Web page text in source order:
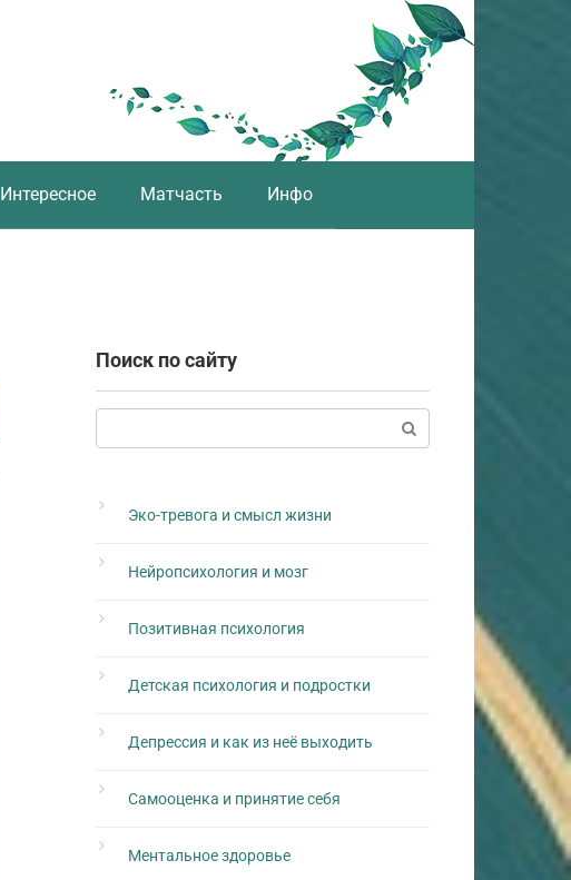
Интересное Матчасть Инфо
Поиск по сайту
Эко-тревога и смысл жизни
Нейропсихология и мозг
Позитивная психология
Детская психология и подростки
Депрессия и как из неё выходить
Самооценка и принятие себя
Ментальное здоровье